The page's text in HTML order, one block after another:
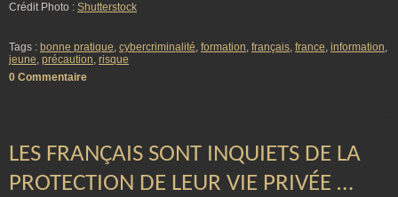
Crédit Photo : Shutterstock
Tags : bonne pratique, cybercriminalité, formation, français, france, information,
jeune, précaution, risque
0 Commentaire
LES FRANÇAIS SONT INQUIETS DE LA
PROTECTION DE LEUR VIE PRIVÉE …